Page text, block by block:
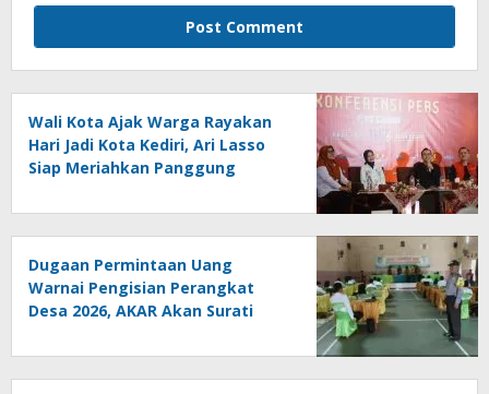
Wali Kota Ajak Warga Rayakan
Hari Jadi Kota Kediri, Ari Lasso
Siap Meriahkan Panggung
Dugaan Permintaan Uang
Warnai Pengisian Perangkat
Desa 2026, AKAR Akan Surati